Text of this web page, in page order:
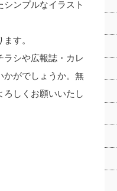
ンプルなイラスト
す。
ラシや広報誌・カレ
かがでしょうか。無
ろしくお願いいたし